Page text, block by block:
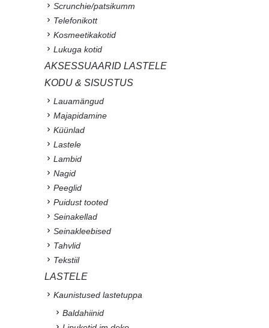
Scrunchie/patsikumm
Telefonikott
Kosmeetikakotid
Lukuga kotid
AKSESSUAARID LASTELE
KODU & SISUSTUS
Lauamängud
Majapidamine
Küünlad
Lastele
Lambid
Nagid
Peeglid
Puidust tooted
Seinakellad
Seinakleebised
Tahvlid
Tekstiil
LASTELE
Kaunistused lastetuppa
Baldahiinid